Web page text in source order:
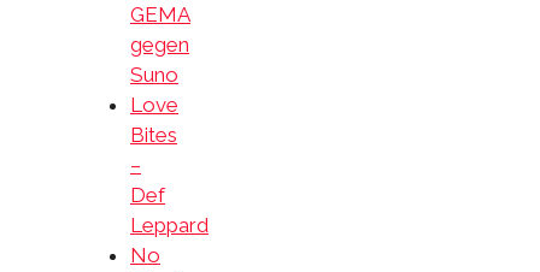
GEMA
gegen
Suno
Love
Bites
–
Def
Leppard
No